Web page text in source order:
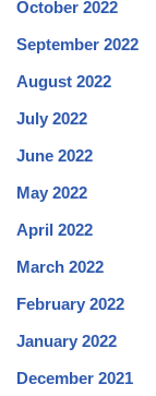
October 2022
September 2022
August 2022
July 2022
June 2022
May 2022
April 2022
March 2022
February 2022
January 2022
December 2021